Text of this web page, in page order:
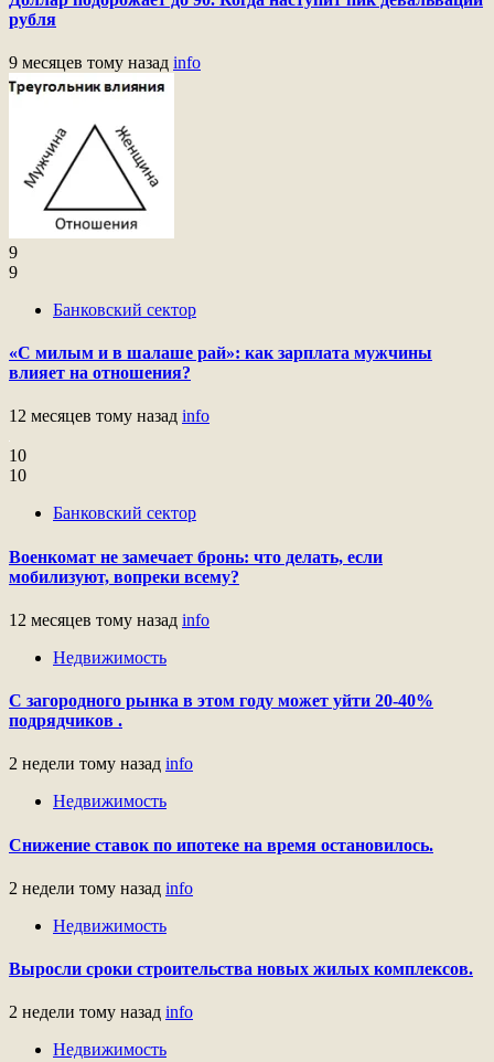
рубля
9 месяцев тому назад info
9
9
Банковский сектор
«С милым и в шалаше рай»: как зарплата мужчины
влияет на отношения?
12 месяцев тому назад info
10
10
Банковский сектор
Военкомат не замечает бронь: что делать, если
мобилизуют, вопреки всему?
12 месяцев тому назад info
Недвижимость
С загородного рынка в этом году может уйти 20-40%
подрядчиков .
2 недели тому назад info
Недвижимость
Снижение ставок по ипотеке на время остановилось.
2 недели тому назад info
Недвижимость
Выросли сроки строительства новых жилых комплексов.
2 недели тому назад info
Недвижимость